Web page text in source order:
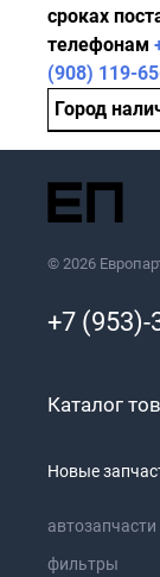
сроках
телефонам
(908) 119-
Город
© 2026
+7 (953)-
Каталог
Новые
автозапчасти
фильтры